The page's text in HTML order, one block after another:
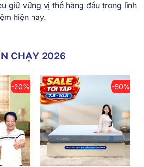
giữ vững vị thế hàng đầu trong lĩnh
hiện nay.
CHẠY 2026
-20% -50%